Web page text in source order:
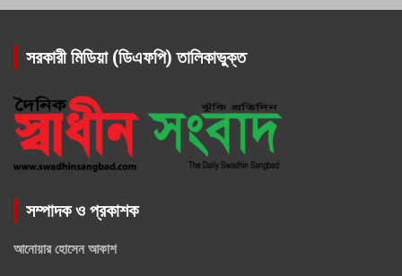
সরকারী মিডিয়া (ডিএফপি) তালিকাভুক্ত
সম্পাদক ও প্রকাশক
আনোয়ার হোসেন আকাশ